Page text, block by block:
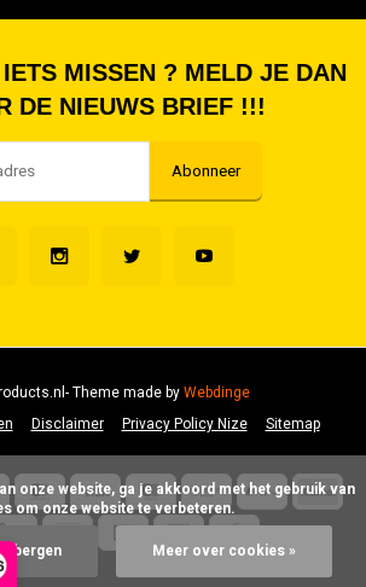
MISSEN ? MELD JE DAN
DE NIEUWS BRIEF !!!
Abonneer
Disclaimer Privacy Policy Nize Sitemap
- Theme made byWebdinge
om onze website te verbeteren.
Meer over cookies »